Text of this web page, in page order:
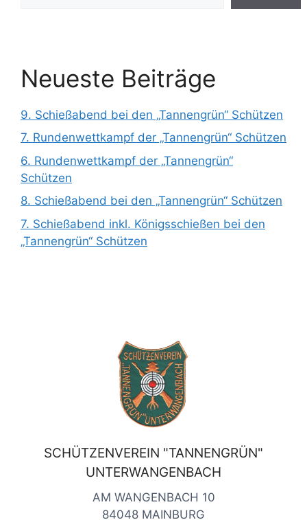
Neueste Beiträge
9. Schießabend bei den „Tannengrün“ Schützen
7. Rundenwettkampf der „Tannengrün“ Schützen
6. Rundenwettkampf der „Tannengrün“
Schützen
8. Schießabend bei den „Tannengrün“ Schützen
7. Schießabend inkl. Königsschießen bei den
„Tannengrün“ Schützen
SCHÜTZENVEREIN "TANNENGRÜN"
UNTERWANGENBACH
AM WANGENBACH 10
84048 MAINBURG